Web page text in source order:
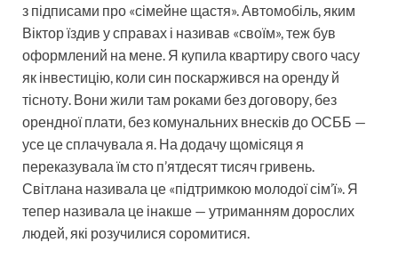
з підписами про «сімейне щастя». Автомобіль, яким
Віктор їздив у справах і називав «своїм», теж був
оформлений на мене. Я купила квартиру свого часу
як інвестицію, коли син поскаржився на оренду й
тісноту. Вони жили там роками без договору, без
орендної плати, без комунальних внесків до ОСББ —
усе це сплачувала я. На додачу щомісяця я
переказувала їм сто п’ятдесят тисяч гривень.
Світлана називала це «підтримкою молодої сім’ї». Я
тепер називала це інакше — утриманням дорослих
людей, які розучилися соромитися.